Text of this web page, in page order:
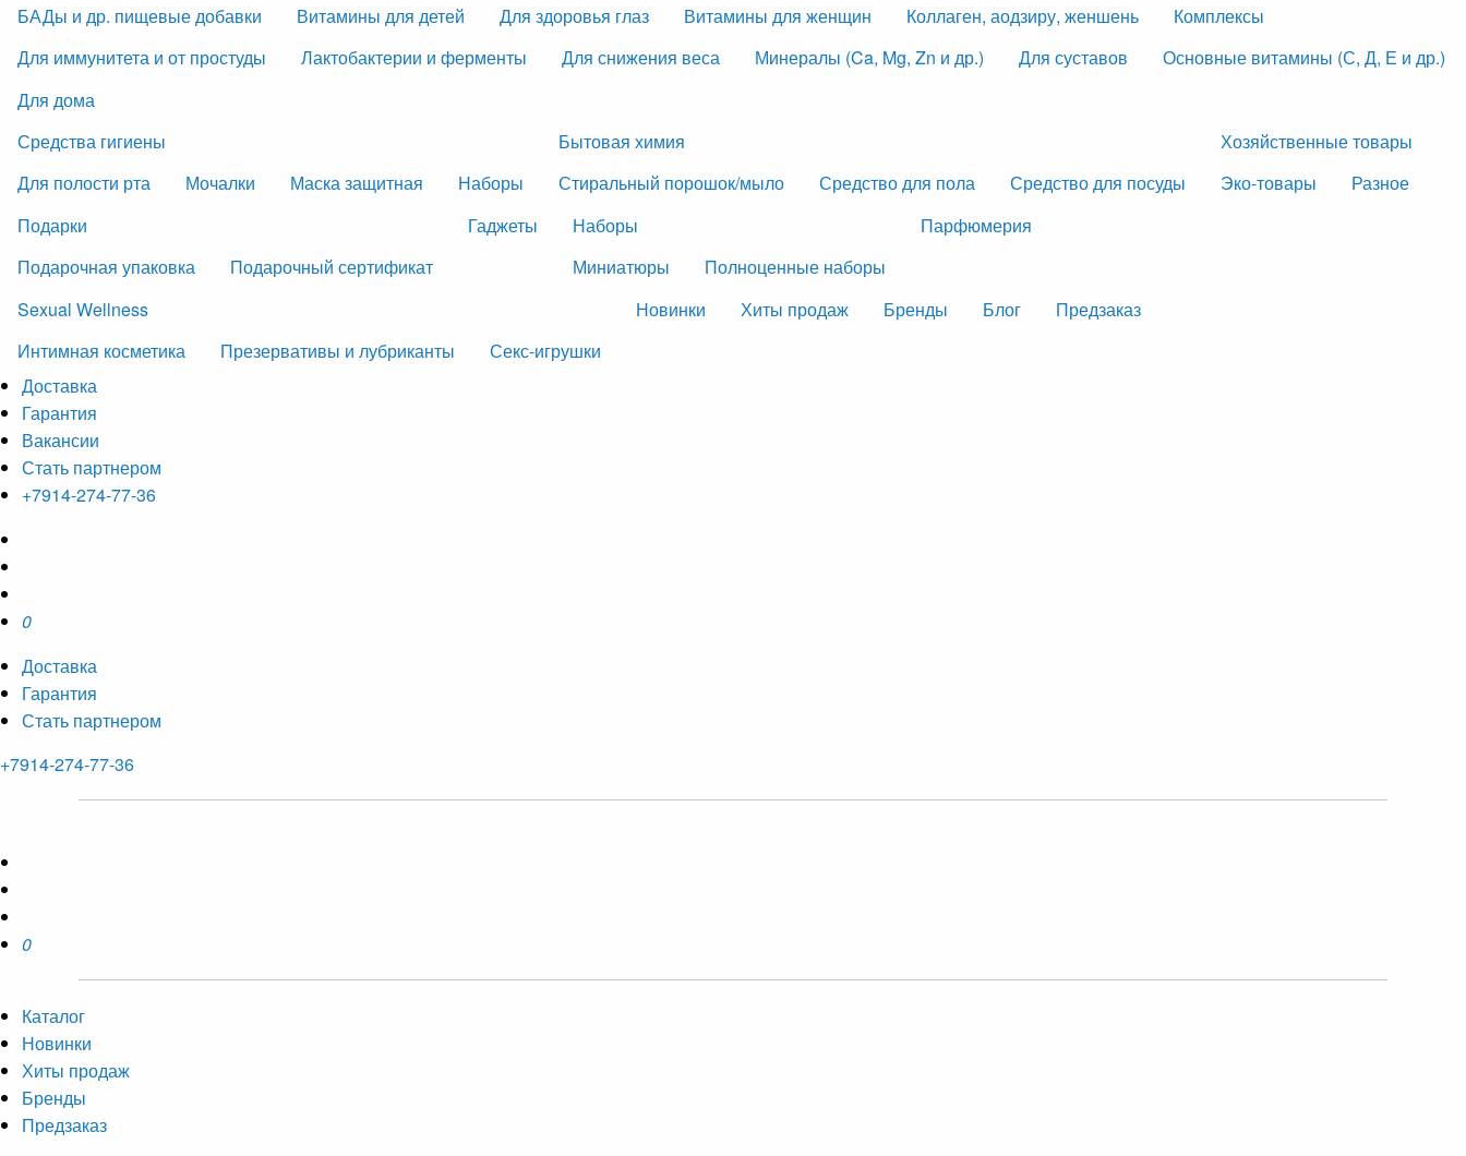
БАДы и др. пищевые добавки
Витамины для детей Для здоровья глаз Витамины для женщин Коллаген, аодзиру, женшень
Комплексы
Для иммунитета и от простуды
Лактобактерии и ферменты Для снижения веса Минералы (Ca, Mg, Zn и др.) Для суставов
Основные витамины (С, Д, Е и др.)
Для дома
Средства гигиены
Для полости рта
Мочалки Маска защитная Наборы
Бытовая химия
Стиральный порошок/мыло
Средство для пола Средство для посуды
Хозяйственные товары
Эко-товары
Разное
Подарки
Подарочная упаковка
Подарочный сертификат
Гаджеты
Наборы
Миниатюры
Полноценные наборы
Парфюмерия
Sexual Wellness
Интимная косметика
Презервативы и лубриканты Секс-игрушки
Новинки Хиты продаж Бренды Блог Предзаказ
Доставка
Гарантия
Вакансии
Стать партнером
+7914-274-77-36
0
Доставка
Гарантия
Стать партнером
+7914-274-77-36
0
Каталог
Новинки
Хиты продаж
Бренды
Предзаказ